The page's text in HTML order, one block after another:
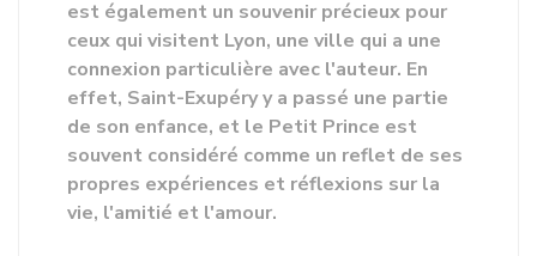
est également un souvenir précieux pour
ceux qui visitent Lyon, une ville qui a une
connexion particulière avec l'auteur. En
effet, Saint-Exupéry y a passé une partie
de son enfance, et le Petit Prince est
souvent considéré comme un reflet de ses
propres expériences et réflexions sur la
vie, l'amitié et l'amour.